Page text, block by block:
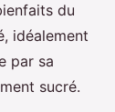
du
idéalement
par sa
sucré.